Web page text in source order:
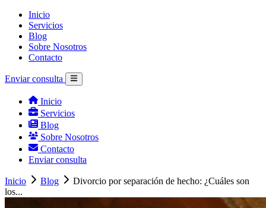
Inicio
Servicios
Blog
Sobre Nosotros
Contacto
Enviar consulta
Inicio
Servicios
Blog
Sobre Nosotros
Contacto
Enviar consulta
Inicio Blog
Divorcio por separación de hecho: ¿Cuáles son
los...